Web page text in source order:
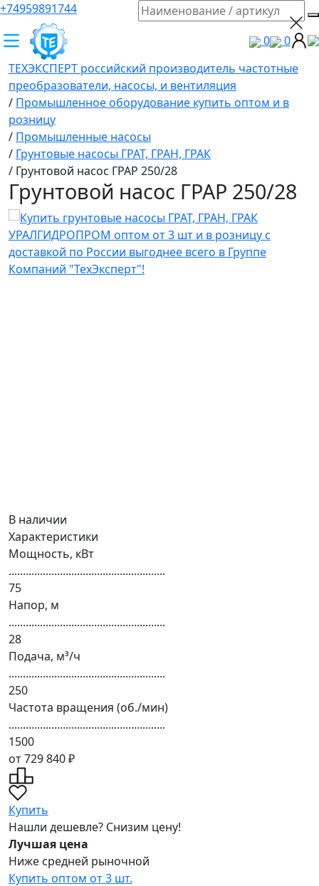
+74959891744
0
0
ТЕХЭКСПЕРТ российский производитель частотные
преобразователи, насосы, и вентиляция
/ Промышленное оборудование купить оптом и в
розницу
/ Промышленные насосы
/ Грунтовые насосы ГРАТ, ГРАН, ГРАК
/ Грунтовой насос ГРАР 250/28
Грунтовой насос ГРАР 250/28
В наличии
Характеристики
Мощность, кВт
.......................................................
75
Напор, м
.......................................................
28
Подача, м³/ч
.......................................................
250
Частота вращения (об./мин)
.......................................................
1500
от 729 840 ₽
Купить
Нашли дешевле? Снизим цену!
Лучшая цена
Ниже средней рыночной
Купить оптом от 3 шт.